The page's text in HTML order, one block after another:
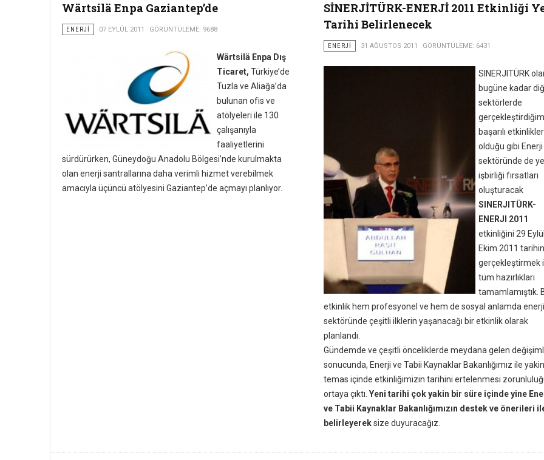
Wärtsilä Enpa Gaziantep’de
ENERJI 07 EYLÜL 2011 GÖRÜNTÜLEME: 9688
Wärtsilä Enpa Dış
Ticaret, Türkiye’de
Tuzla ve Aliağa’da
bulunan ofis ve
atölyeleri ile 130
çalışanıyla
faaliyetlerini
sürdürürken, Güneydoğu Anadolu Bölgesi’nde kurulmakta
olan enerji santrallarına daha verimli hizmet verebilmek
amacıyla üçüncü atölyesini Gaziantep’de açmayı planlıyor.
SİNERJİTÜRK-ENERJİ 2011 Etkinliği
Tarihi Belirlenecek
ENERJI 31 AĞUSTOS 2011 GÖRÜNTÜLEME: 6431
SINERJITÜRK
bugüne kadar
sektörlerde
başarılı
olduğu gibi Enerji
sektöründe de
işbirliği fırsatları
oluşturacak
SINERJITÜRK-
ENERJI 2011
etkinliğini 29
Ekim 2011
gerçekleştirmek
tüm hazırlıkları
tamamlamıştık.
etkinlik hem profesyonel ve hem de sosyal anlamda enerji
sektöründe çeşitli ilklerin yaşanacağı bir etkinlik olarak
planlandı.
Gündemde ve çeşitli önceliklerde meydana gelen
sonucunda, Enerji ve Tabii Kaynaklar Bakanlığımız ile yakin
temas içinde etkinliğimizin tarihini ertelenmesi
ortaya çıktı. Yeni tarihi çok yakin bir süre içinde yine
ve Tabii Kaynaklar Bakanlığımızın destek ve önerileri
belirleyereksize duyuracağız.